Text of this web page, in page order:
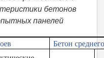
бетонов
панелей
Бетон